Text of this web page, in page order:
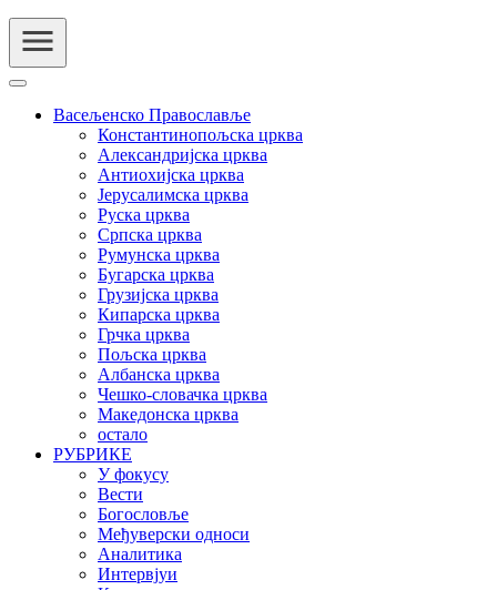
Васељенско Православље
Константинопољска црква
Александријска црква
Антиохијска црква
Јерусалимска црква
Руска црква
Српска црква
Румунска црква
Бугарска црква
Грузијска црква
Кипарска црква
Грчка црква
Пољска црква
Албанска црква
Чешко-словачка црква
Македонска црква
остало
РУБРИКЕ
У фокусу
Вести
Богословље
Међуверски односи
Аналитика
Интервјуи